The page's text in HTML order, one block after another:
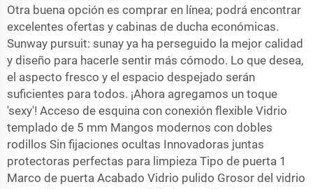
Otra buena opción es comprar en línea; podrá encontrar
excelentes ofertas y cabinas de ducha económicas.
Sunway pursuit: sunay ya ha perseguido la mejor calidad
y diseño para hacerle sentir más cómodo. Lo que desea,
el aspecto fresco y el espacio despejado serán
suficientes para todos. ¡Ahora agregamos un toque
'sexy'! Acceso de esquina con conexión flexible Vidrio
templado de 5 mm Mangos modernos con dobles
rodillos Sin fijaciones ocultas Innovadoras juntas
protectoras perfectas para limpieza Tipo de puerta 1
Marco de puerta Acabado Vidrio pulido Grosor del vidrio